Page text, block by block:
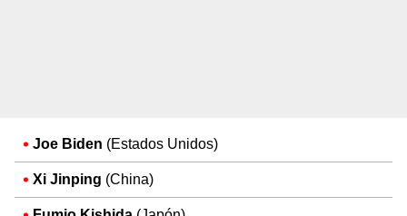
Joe Biden (Estados Unidos)
Xi Jinping (China)